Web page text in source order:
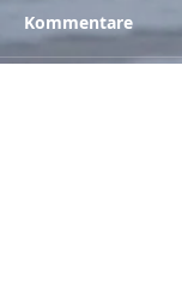
Kommentare